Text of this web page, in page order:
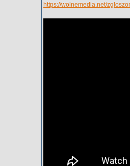
https://wolnemedia.net/